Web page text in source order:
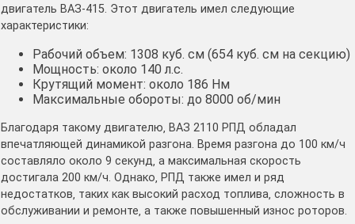
двигатель ВАЗ-415․ Этот двигатель имел следующие
характеристики:
Рабочий объем: 1308 куб․ см (654 куб․ см на секцию)
Мощность: около 140 л․с․
Крутящий момент: около 186 Нм
Максимальные обороты: до 8000 об/мин
Благодаря такому двигателю‚ ВАЗ 2110 РПД обладал
впечатляющей динамикой разгона․ Время разгона до 100 км/ч
составляло около 9 секунд‚ а максимальная скорость
достигала 200 км/ч․ Однако‚ РПД также имел и ряд
недостатков‚ таких как высокий расход топлива‚ сложность в
обслуживании и ремонте‚ а также повышенный износ роторов․